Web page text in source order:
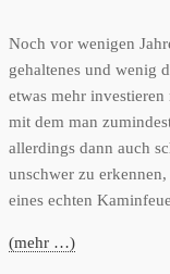
Noch vor wenigen
gehaltenes und wenig
etwas mehr
mit dem man
allerdings dann auch
unschwer zu
eines echten
(mehr …)